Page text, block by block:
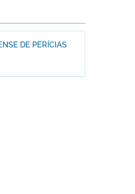
DE PERÍCIAS